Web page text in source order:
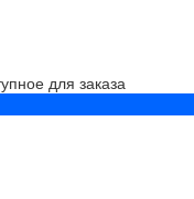
для заказа